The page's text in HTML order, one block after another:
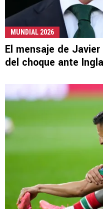
MUNDIAL 2026
El mensaje de
del choque ante